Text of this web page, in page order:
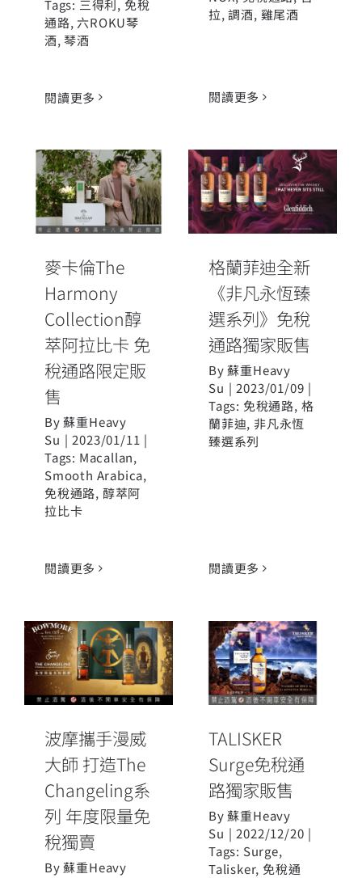
Tags: 三得利 , 免稅
通路, 六ROKU琴
酒,琴酒
閱讀更多
拉,調酒, 雞尾酒
閱讀更多
麥卡倫The
Harmony
Collection醇
萃阿拉比卡 免
售
麥卡倫The
Harmony
Collection醇
萃阿拉比卡 免
稅通路限定販
售
By蘇重Heavy
Su | 2023/01/11 |
Tags: Macallan,
Smooth Arabica,
免稅通路, 醇萃阿
拉比卡
閱讀更多
格蘭菲迪全新
《非凡永恆臻
選系列》免稅
格蘭菲迪全新
《非凡永恆臻
選系列》免稅
通路獨家販售
By蘇重Heavy
Su | 2023/01/09 |
Tags: 免稅通路, 格
蘭菲迪, 非凡永恆
臻選系列
閱讀更多
波摩攜手漫威
大師 打造The
Changeling系
列 年度限量免
稅獨賣
波摩攜手漫威
大師 打造The
Changeling系
列 年度限量免
稅獨賣
By蘇重Heavy
TALISKER
Surge免稅通路
獨家販售
TALISKER
Surge免稅通
路獨家販售
By蘇重Heavy
Su | 2022/12/20 |
Tags: Surge,
Talisker, 免稅通